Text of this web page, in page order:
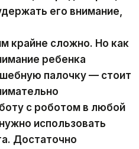
его внимание,
крайне сложно. Но как
ребенка
палочку — стоит
с роботом в любой
использовать
Достаточно